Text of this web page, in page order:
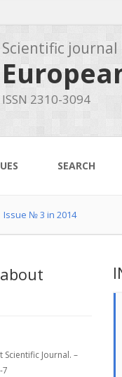
Scientific journal
ISSN 2310-3094
SEARCH
Issue № 3 in 2014
Scientific Journal. –
7